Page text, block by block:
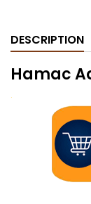
DESCRIPTION
Hamac
.